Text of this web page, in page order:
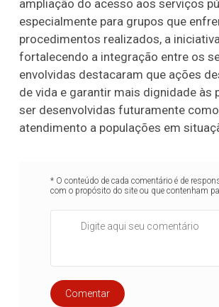
ampliação do acesso aos serviços
especialmente para grupos que
procedimentos realizados, a
fortalecendo a integração entre os
envolvidas destacaram que ações
de vida e garantir mais dignidade
ser desenvolvidas futuramente
atendimento a populações em
* O conteúdo de cada comentário é de
com o propósito do site ou que contenham
Comentar